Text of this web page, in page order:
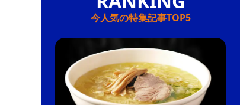
今人気の特集記事TOP5